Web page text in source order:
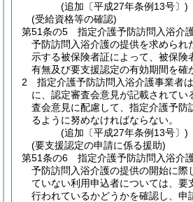
(追加〔平成27年条例13号〕)
(受給資格等の確認)
第51条の5
指定介護予防訪問入浴介
予防訪問入浴介護の提供を求められ
示する被保険者証によって、被保険
有無及び要支援認定の有効期間を確
2
指定介護予防訪問入浴介護事業者は
に、認定審査会意見が記載されてい
査会意見に配慮して、指定介護予防
るように努めなければならない。
(追加〔平成27年条例13号〕)
(要支援認定の申請に係る援助)
第51条の6
指定介護予防訪問入浴介
予防訪問入浴介護の提供の開始に際
ていない利用申込者については、要
行われているかどうかを確認し、申